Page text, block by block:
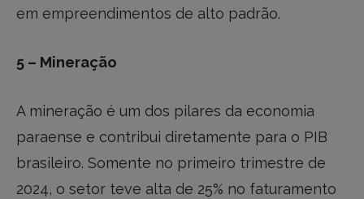
em empreendimentos de alto padrão.
5 – Mineração
A mineração é um dos pilares da economia
paraense e contribui diretamente para o PIB
brasileiro. Somente no primeiro trimestre de
2024, o setor teve alta de 25% no faturamento